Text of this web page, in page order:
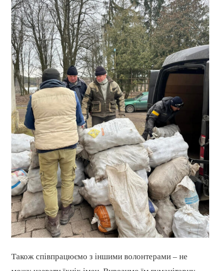
Також співпрацюємо з іншими волонтерами – не